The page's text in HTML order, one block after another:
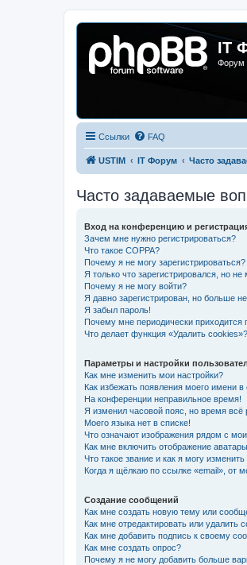
IT
Форум
Ссылки FAQ
USTIM IT Форум Часто
Часто задаваемые
Вход на конференцию и
Зачем мне нужно регистрироваться?
Что такое COPPA?
Почему я не могу зарегистрироваться?
Я только что зарегистрировался, но не
Почему я не могу войти?
Я давно зарегистрирован, но больше
Я забыл пароль!
Почему мне периодически приходится
Что делает функция «Удалить cookies»?
Параметры и настройки
Как мне изменить мои настройки?
Как избежать появления моего имени
На конференции неправильное время!
Я изменил часовой пояс, но время всё
Моего языка нет в списке!
Что означают изображения рядом с
Как мне включить отображение
Что такое звание и как я могу изменить
Когда я щёлкаю по ссылке «email», от
Создание сообщений
Как мне создать новую тему или
Как мне отредактировать или удалить
Как мне добавить подпись к своему
Как мне создать опрос?
Почему я не могу добавить больше